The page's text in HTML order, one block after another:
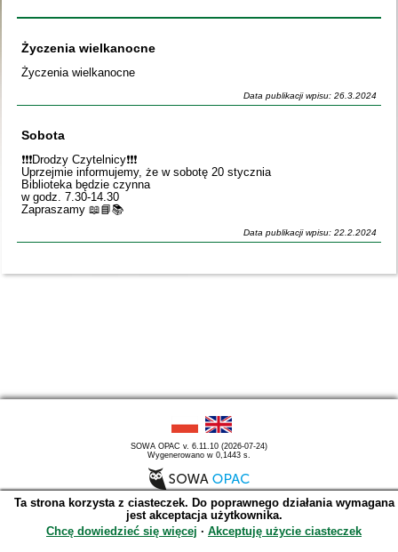
Życzenia wielkanocne
Życzenia wielkanocne
Data publikacji wpisu: 26.3.2024
Sobota
❗️❗️❗️Drodzy Czytelnicy❗️❗️❗️
Uprzejmie informujemy, że w sobotę 20 stycznia
Biblioteka będzie czynna
w godz. 7.30-14.30
Zapraszamy 📖📘📚
Data publikacji wpisu: 22.2.2024
SOWA OPAC v. 6.11.10 (2026-07-24)
Wygenerowano w 0,1443 s.
Ta strona korzysta z ciasteczek. Do poprawnego działania wymagana
jest akceptacja użytkownika.
Chcę dowiedzieć się więcej ∙ Akceptuję użycie ciasteczek